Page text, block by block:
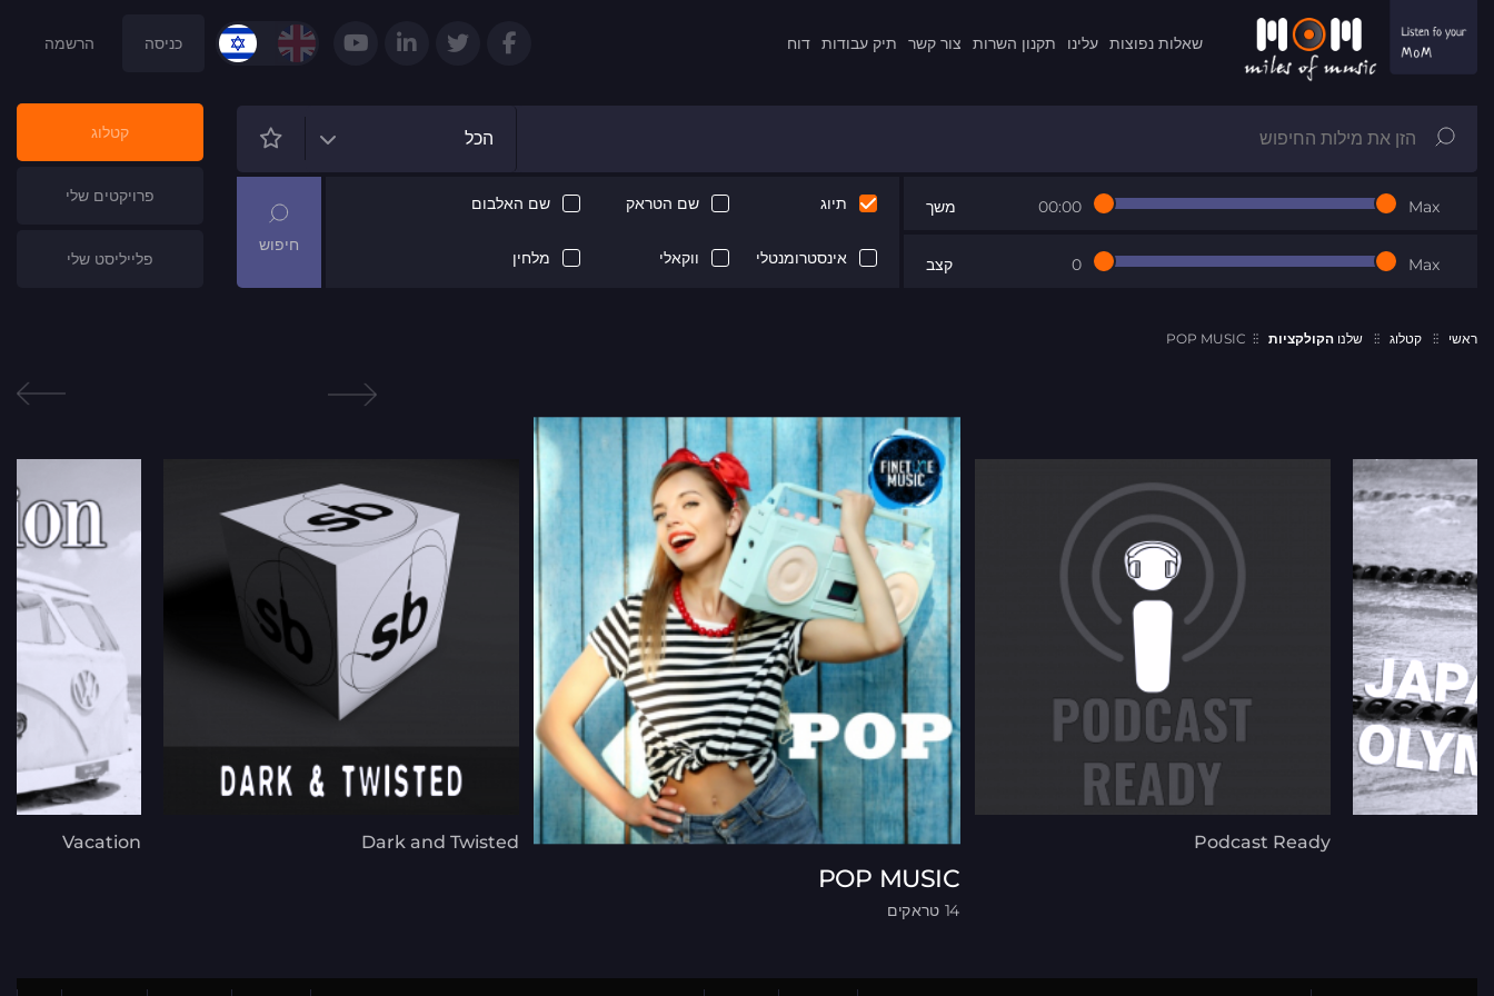
שאלות נפוצות עלינו תקנון השרות צור קשר תיק עבודות דוח כניסה הרשמה
הכל
משך 00:00 Max
קצב 0 Max
תיוג שם הטראק שם האלבום
אינסטרומנטלי ווקאלי מלחין
קטלוג
פרויקטים שלי
פלייליסט שלי
ראשי קטלוג שלנו הקולקציות POP MUSIC
Podcast Ready
POP MUSIC
14 טראקים
Dark and Twisted
Vacation